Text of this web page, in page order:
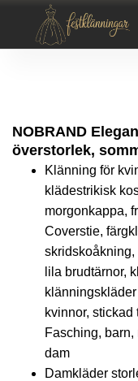
NOBRAND
överstorlek,
Klänning för
klädestrikisk
morgonkappa,
Coverstie,
skridskoåkning,
lila brudtärnor,
kvinnor,
Fasching,
dam
Damkläder